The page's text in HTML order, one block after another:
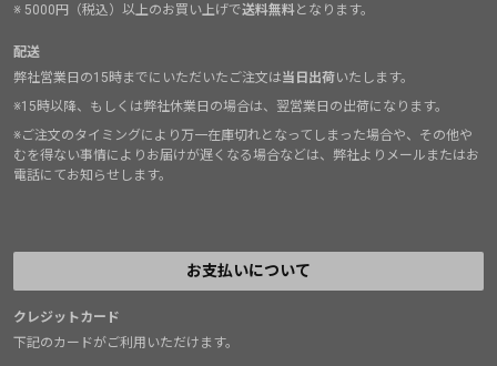
※ 5000円（税込）以上のお買い上げで送料無料となります。
配送
弊社営業日の15時までにいただいたご注文は当日出荷いたします。
※15時以降、もしくは弊社休業日の場合は、翌営業日の出荷になります。
※ご注文のタイミングにより万一在庫切れとなってしまった場合や、その他や
むを得ない事情によりお届けが遅くなる場合などは、弊社よりメールまたはお
電話にてお知らせします。
お支払いについて
クレジットカード
下記のカードがご利用いただけます。